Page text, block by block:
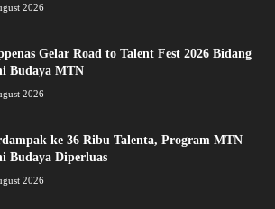
2026
Gelar Road to Talent Fest 2026 Bidang
Budaya MTN
2026
ke 36 Ribu Talenta, Program MTN
Budaya Diperluas
2026